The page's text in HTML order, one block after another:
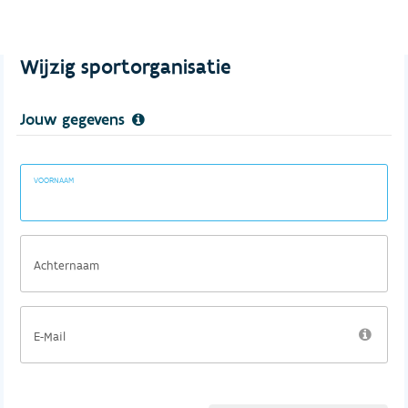
Wijzig sportorganisatie
Jouw gegevens
VOORNAAM
Achternaam
E-Mail